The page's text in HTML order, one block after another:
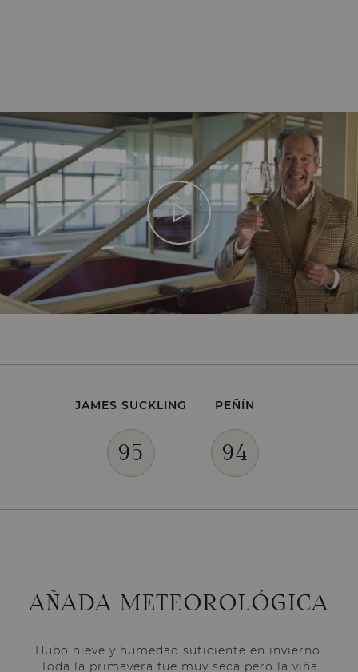
JAMES SUCKLING
95
PEÑÍN
94
AÑADA METEOROLÓGICA
Hubo nieve y humedad suficiente en invierno.
Toda la primavera fue muy seca pero la viña